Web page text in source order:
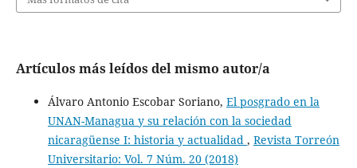
Artículos más leídos del mismo autor/a
Álvaro Antonio Escobar Soriano, El posgrado en la
UNAN-Managua y su relación con la sociedad
nicaragüense I: historia y actualidad , Revista Torreón
Universitario: Vol. 7 Núm. 20 (2018)